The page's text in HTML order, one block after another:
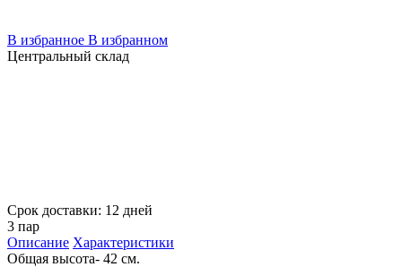
В избранное В избранном
Центральный склад
Срок доставки: 12 дней
3 пар
Описание Характеристики
Общая высота- 42 см.